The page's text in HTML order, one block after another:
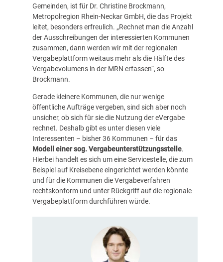
Gemeinden, ist für Dr. Christine Brockmann,
Metropolregion Rhein-Neckar GmbH, die das Projekt
leitet, besonders erfreulich. „Rechnet man die Anzahl
der Ausschreibungen der interessierten Kommunen
zusammen, dann werden wir mit der regionalen
Vergabeplattform weitaus mehr als die Hälfte des
Vergabevolumens in der MRN erfassen“, so
Brockmann.
Gerade kleinere Kommunen, die nur wenige
öffentliche Aufträge vergeben, sind sich aber noch
unsicher, ob sich für sie die Nutzung der eVergabe
rechnet. Deshalb gibt es unter diesen viele
Interessenten – bisher 36 Kommunen – für das
Modell einer sog. Vergabeunterstützungsstelle.
Hierbei handelt es sich um eine Servicestelle, die zum
Beispiel auf Kreisebene eingerichtet werden könnte
und für die Kommunen die Vergabeverfahren
rechtskonform und unter Rückgriff auf die regionale
Vergabeplattform durchführen würde.